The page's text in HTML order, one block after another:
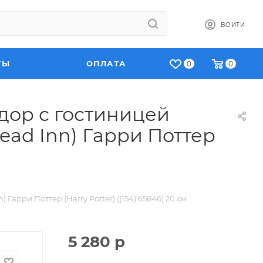
ВОЙТИ
0 0
ОПЛАТА
с гостиницей
Inn) Гарри Поттер
Поттер (Harry Potter) ((154) 65646) 20 см
5 280 р